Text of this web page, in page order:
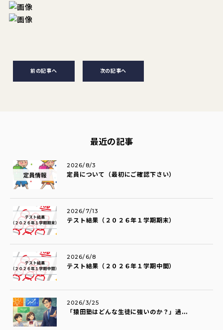
前の記事へ 次の記事へ
最近の記事
定員について（最初にご確認下さい）
2026/8/3
テスト結果（２０２６年１学期期末）
2026/7/13
テスト結果（２０２６年１学期中間）
2026/6/8
「猿田塾はどんな生徒に強いのか？」過...
2026/3/25